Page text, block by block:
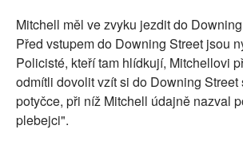
Mitchell měl ve zvyku jezdit do
Před vstupem do Downing Street jsou
Policisté, kteří tam hlídkují, Mitchellovi
odmítli dovolit vzít si do Downing
potyčce, při níž Mitchell údajně nazval
plebejci".